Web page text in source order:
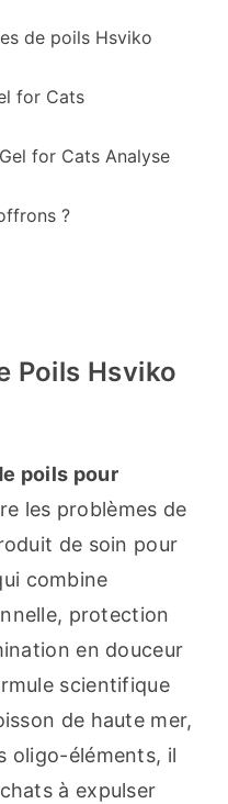
de poils Hsviko
for Cats
for Cats Analyse
?
Poils Hsviko
poils pour
les problèmes de
de soin pour
combine
protection
en douceur
scientifique
de haute mer,
oligo-éléments, il
à expulser